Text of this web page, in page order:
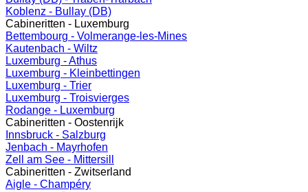
Koblenz - Bullay (DB)
Cabineritten - Luxemburg
Bettembourg - Volmerange-les-Mines
Kautenbach - Wiltz
Luxemburg - Athus
Luxemburg - Kleinbettingen
Luxemburg - Trier
Luxemburg - Troisvierges
Rodange - Luxemburg
Cabineritten - Oostenrijk
Innsbruck - Salzburg
Jenbach - Mayrhofen
Zell am See - Mittersill
Cabineritten - Zwitserland
Aigle - Champéry